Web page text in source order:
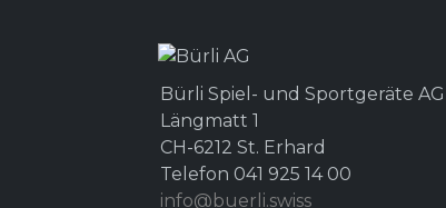
Bürli Spiel- und Sportgeräte AG
Längmatt 1
CH-6212 St. Erhard
Telefon 041 925 14 00
info@buerli.swiss